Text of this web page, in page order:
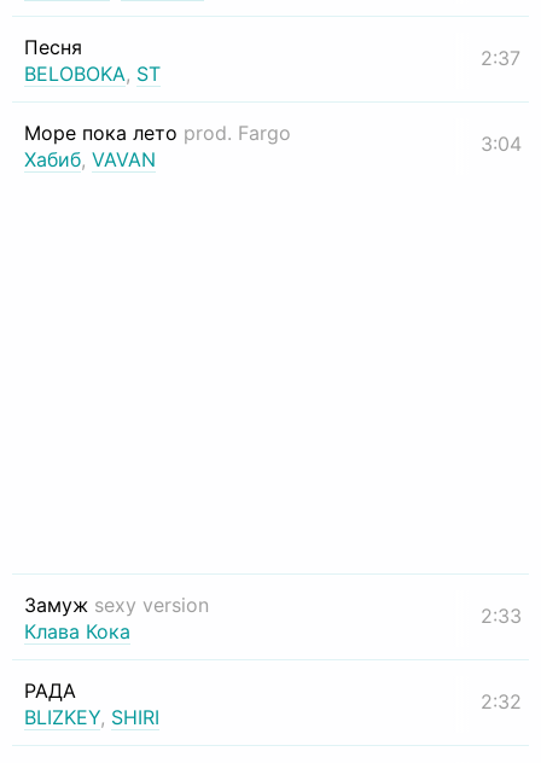
Песня
BELOBOKA, ST
2:37
Море пока лето prod. Fargo
Хабиб, VAVAN
3:04
Замуж sexy version
Клава Кока
2:33
РАДА
BLIZKEY, SHIRI
2:32